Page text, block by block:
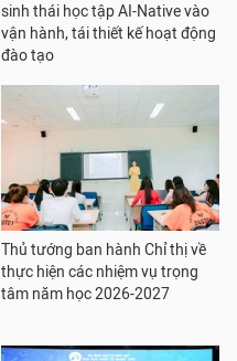
sinh thái học tập AI-Native vào
vận hành, tái thiết kế hoạt động
đào tạo
Thủ tướng ban hành Chỉ thị về
thực hiện các nhiệm vụ trọng
tâm năm học 2026-2027